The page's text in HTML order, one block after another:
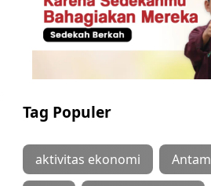
Tag Populer
aktivitas ekonomi Antam